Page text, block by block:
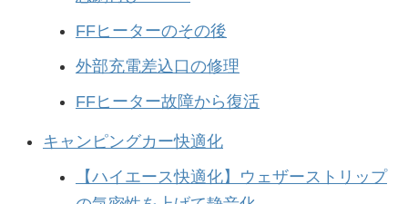
FFヒーターのその後
外部充電差込口の修理
FFヒーター故障から復活
キャンピングカー快適化
【ハイエース快適化】ウェザーストリップ